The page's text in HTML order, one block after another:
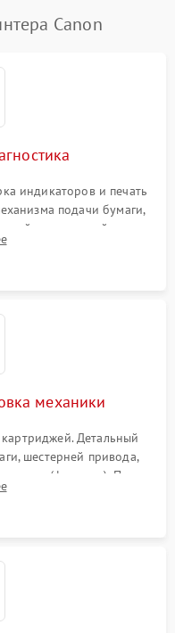
Canon
индикаторов и печать
подачи бумаги,
и первичный анализ
фон, пробелы).
механики
Детальный
шестерней привода,
(фьюзера). Поиск
деталей.